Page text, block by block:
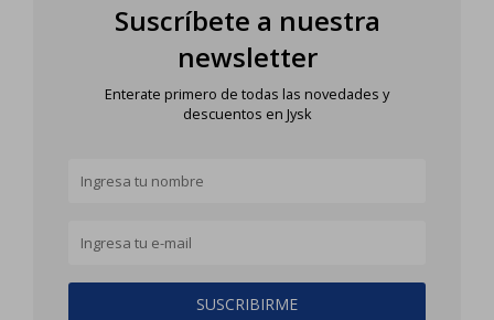
Suscríbete a nuestra
newsletter
Enterate primero de todas las novedades y
descuentos en Jysk
SUSCRIBIRME